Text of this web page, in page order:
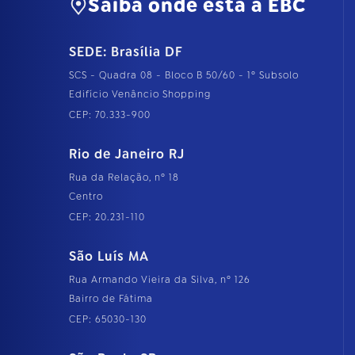
Saiba onde está a EBC
SEDE: Brasília DF
SCS - Quadra 08 - Bloco B 50/60 - 1º Subsolo
Edifício Venâncio Shopping
CEP: 70.333-900
Rio de Janeiro RJ
Rua da Relação, nº 18
Centro
CEP: 20.231-110
São Luís MA
Rua Armando Vieira da Silva, nº 126
Bairro de Fátima
CEP: 65030-130